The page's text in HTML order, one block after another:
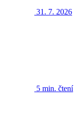
31. 7. 2026
5 min. čtení